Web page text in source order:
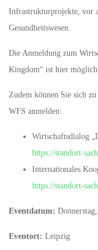
Infrastrukturprojekte, vor
Gesundheitswesen.
Die Anmeldung zum
Kingdom“ ist hier möglich
Zudem können Sie sich
WFS anmelden:
Wirtschaftsdialog
https://standort-
Internationales
https://standort-
Eventdatum:
Eventort: Leipzig